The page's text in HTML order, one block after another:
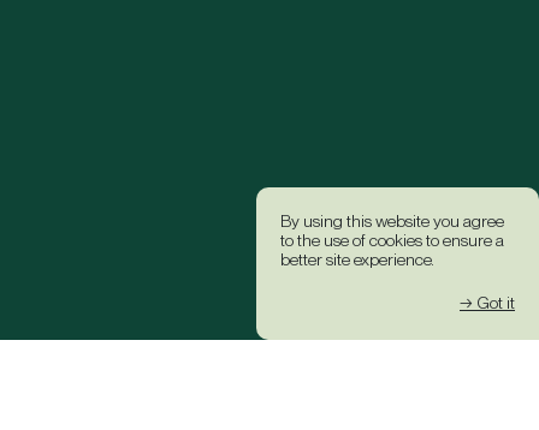
By using this website you agree
to the use of cookies to ensure a
better site experience.
→ Got it